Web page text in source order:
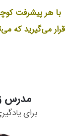
با هر پیشرفت
قرار می‌گیرید که
مدرس
برای